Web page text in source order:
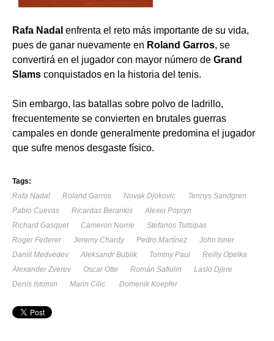
Rafa Nadal enfrenta el reto más importante de su vida,
pues de ganar nuevamente en Roland Garros, se
convertirá en el jugador con mayor número de Grand
Slams conquistados en la historia del tenis.
Sin embargo, las batallas sobre polvo de ladrillo,
frecuentemente se convierten en brutales guerras
campales en donde generalmente predomina el jugador
que sufre menos desgaste físico.
Tags:
Rafa Nadal
Roland Garros Novak Djokovic
Tennys Sandgren
Pablo Cuevas
Ricardas Berankis
Alexei Popryn
Richard Gasquet
Cameron Norrie
Stefanos Tsitsipas
Roger Federer
Jeremy Chardy Pedro Martínez
John Isner
Daniil Medvedev
Aleksandr Bublik Tommy Paul
Reilly Opelka
Alexander Zverev
Oscar Otte Román Safiulin
Laslo Djere
Denis Istomin
Marin Cilic Domenik Koepfer